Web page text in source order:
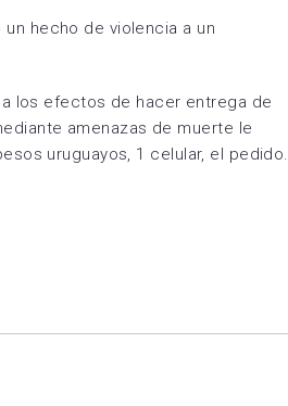
hecho de violencia a un
los efectos de hacer entrega de
amenazas de muerte le
uruguayos, 1 celular, el pedido.